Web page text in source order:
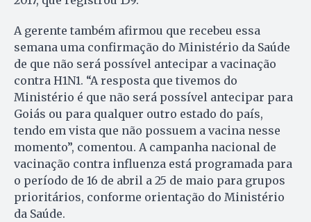
A gerente também afirmou que recebeu essa
semana uma confirmação do Ministério da Saúde
de que não será possível antecipar a vacinação
contra H1N1. “A resposta que tivemos do
Ministério é que não será possível antecipar para
Goiás ou para qualquer outro estado do país,
tendo em vista que não possuem a vacina nesse
momento”, comentou. A campanha nacional de
vacinação contra influenza está programada para
o período de 16 de abril a 25 de maio para grupos
prioritários, conforme orientação do Ministério
da Saúde.